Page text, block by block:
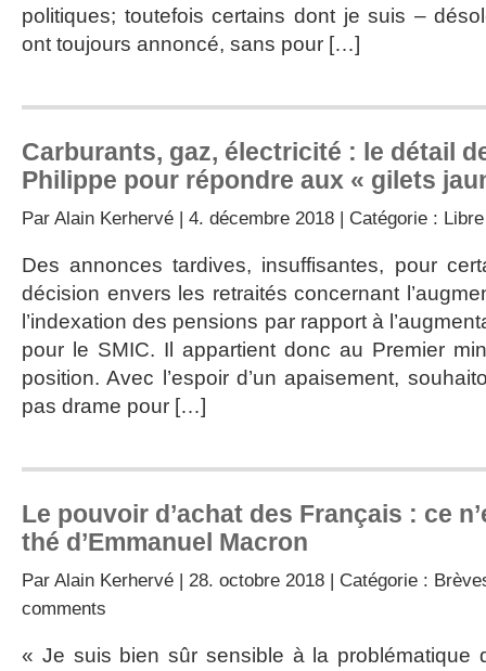
politiques; toutefois certains dont je suis –
ont toujours annoncé, sans pour […]
Carburants, gaz, électricité : le détail
Philippe pour répondre aux « gilets
Par Alain Kerhervé | 4. décembre 2018 | Catégorie :
Des annonces tardives, insuffisantes, pour
décision envers les retraités concernant
l’indexation des pensions par rapport à
pour le SMIC. Il appartient donc au Premier
position. Avec l’espoir d’un apaisement,
pas drame pour […]
Le pouvoir d’achat des Français : ce
thé d’Emmanuel Macron
Par Alain Kerhervé | 28. octobre 2018 | Catégorie :
comments
« Je suis bien sûr sensible à la problématique